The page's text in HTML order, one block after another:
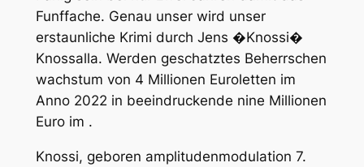
Funffache. Genau unser wird unser
erstaunliche Krimi durch Jens �Knossi�
Knossalla. Werden geschatztes Beherrschen
wachstum von 4 Millionen Euroletten im
Anno 2022 in beeindruckende nine Millionen
Euro im .
Knossi, geboren amplitudenmodulation 7.